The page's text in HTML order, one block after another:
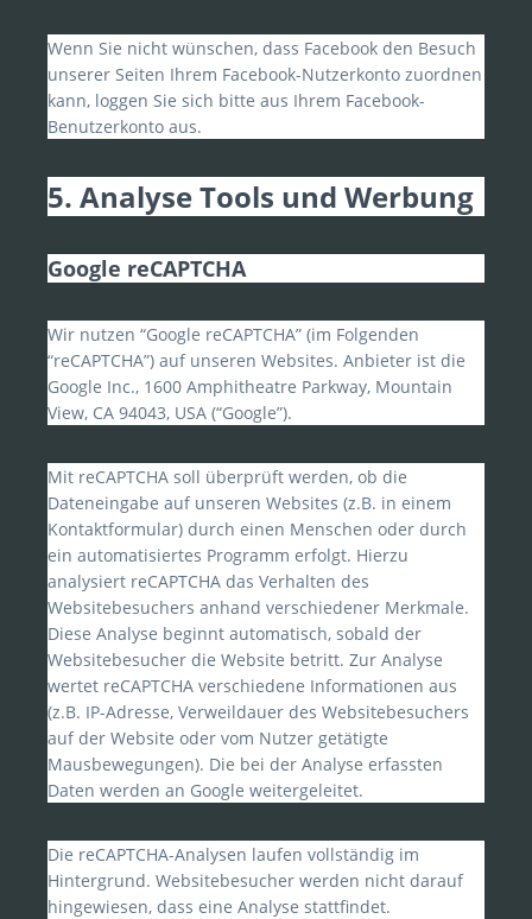
Wenn Sie nicht wünschen, dass Facebook den Besuch
unserer Seiten Ihrem Facebook-Nutzerkonto zuordnen
kann, loggen Sie sich bitte aus Ihrem Facebook-
Benutzerkonto aus.
5. Analyse Tools und Werbung
Google reCAPTCHA
Wir nutzen “Google reCAPTCHA” (im Folgenden
“reCAPTCHA”) auf unseren Websites. Anbieter ist die
Google Inc., 1600 Amphitheatre Parkway, Mountain
View, CA 94043, USA (“Google”).
Mit reCAPTCHA soll überprüft werden, ob die
Dateneingabe auf unseren Websites (z.B. in einem
Kontaktformular) durch einen Menschen oder durch
ein automatisiertes Programm erfolgt. Hierzu
analysiert reCAPTCHA das Verhalten des
Websitebesuchers anhand verschiedener Merkmale.
Diese Analyse beginnt automatisch, sobald der
Websitebesucher die Website betritt. Zur Analyse
wertet reCAPTCHA verschiedene Informationen aus
(z.B. IP-Adresse, Verweildauer des Websitebesuchers
auf der Website oder vom Nutzer getätigte
Mausbewegungen). Die bei der Analyse erfassten
Daten werden an Google weitergeleitet.
Die reCAPTCHA-Analysen laufen vollständig im
Hintergrund. Websitebesucher werden nicht darauf
hingewiesen, dass eine Analyse stattfindet.